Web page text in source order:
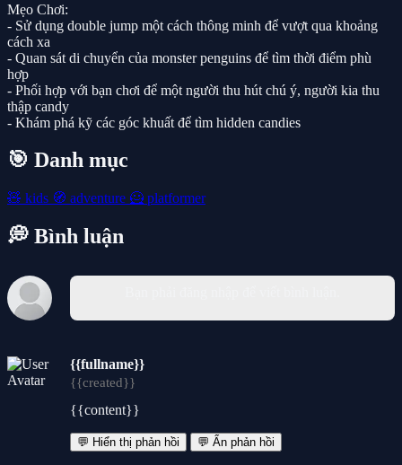
Mẹo Chơi:
- Sử dụng double jump một cách thông minh để vượt qua khoảng
cách xa
- Quan sát di chuyển của monster penguins để tìm thời điểm phù
hợp
- Phối hợp với bạn chơi để một người thu hút chú ý, người kia thu
thập candy
- Khám phá kỹ các góc khuất để tìm hidden candies
🎯 Danh mục
🧸 kids 🧭 adventure 🦸 platformer
💭 Bình luận
{{fullname}}
{{created}}
{{content}}
💬 Hiển thị phản hồi 💬 Ẩn phản hồi